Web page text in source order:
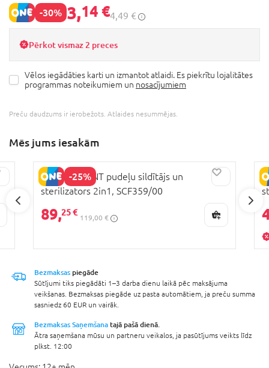
-30% 3,14 €4,49 €
Pērkot vismaz 2 preces
Vēlos iegādāties karti un izmantot atlaidi. Es piekrītu lojalitātes
programmas noteikumiem un nosacījumiem
Preču daudzums ir ierobežots. Atlaides nesummējas.
Mēs jums iesakām
-25%
PHILIPS AVENT pudeļu sildītājs un
sterilizators 2in1, SCF359/00
89,25 €
119,00 €
Bezmaksas piegāde
Sūtījumi tiks piegādāti 1–3 darba dienu laikā pēc maksājuma
veikšanas. Bezmaksas piegāde uz pasta automātiem, ja preču summa
sasniedz 60 EUR un vairāk.
Bezmaksas Saņemšana tajā pašā dienā.
Ātra saņemšana mūsu un partneru veikalos, ja pasūtījums veikts līdz
plkst. 12:00